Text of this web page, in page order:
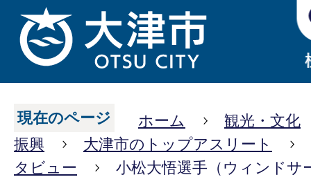
現在のページ ホーム
観光・文化
振興
大津市のトップアスリート
タビュー
小松大悟選手（ウィンドサ